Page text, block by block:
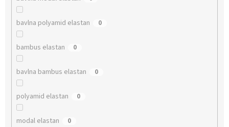
bavlna polyamid elastan 0
bambus elastan 0
bavlna bambus elastan 0
polyamid elastan 0
modal elastan 0